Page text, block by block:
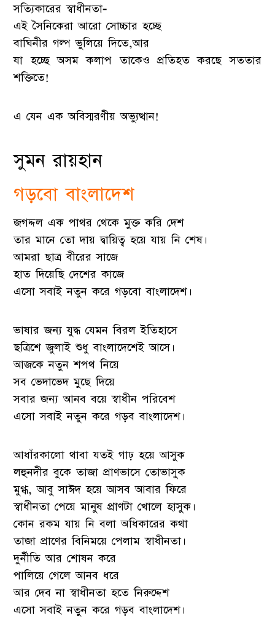
সত্যিকারের স্বাধীনতা-
এই সৈনিকেরা আরো সোচ্চার হচ্ছে
বাঘিনীর গল্প ভুলিয়ে দিতে,আর
যা হচ্ছে অসম কলাপ তাকেও প্রতিহত করছে সততার
শক্তিতে!
এ যেন এক অবিস্মরণীয় অভ্যুত্থান!
সুমন রায়হান
গড়বো বাংলাদেশ
জগদ্দল এক পাথর থেকে মুক্ত করি দেশ
তার মানে তো দায় দ্বায়িত্ব হয়ে যায় নি শেষ।
আমরা ছাত্র বীরের সাজে
হাত দিয়েছি দেশের কাজে
এসো সবাই নতুন করে গড়বো বাংলাদেশ।
ভাষার জন্য যুদ্ধ যেমন বিরল ইতিহাসে
ছত্রিশে জুলাই শুধু বাংলাদেশেই আসে।
আজকে নতুন শপথ নিয়ে
সব ভেদাভেদ মুছে দিয়ে
সবার জন্য আনব বয়ে স্বাধীন পরিবেশ
এসো সবাই নতুন করে গড়ব বাংলাদেশ।
আধাঁরকালো থাবা যতই গাঢ় হয়ে আসুক
লহুনদীর বুকে তাজা প্রাণভাসে তোভাসুক
মুগ্ধ, আবু সাঈদ হয়ে আসব আবার ফিরে
স্বাধীনতা পেয়ে মানুষ প্রাণটা খোলে হাসুক।
কোন রকম যায় নি বলা অধিকারের কথা
তাজা প্রাণের বিনিময়ে পেলাম স্বাধীনতা।
দুর্নীতি আর শোষন করে
পালিয়ে গেলে আনব ধরে
আর দেব না স্বাধীনতা হতে নিরুদ্দেশ
এসো সবাই নতুন করে গড়ব বাংলাদেশ।